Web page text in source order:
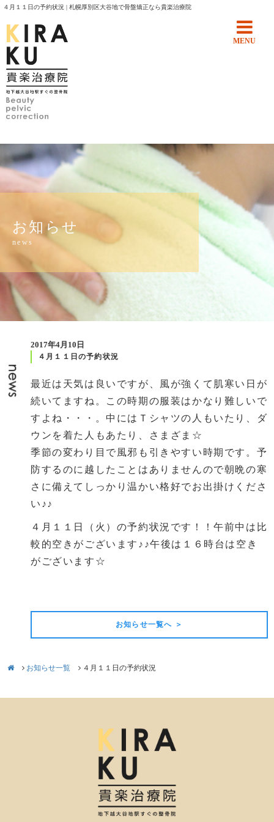
４月１１日の予約状況 | 札幌厚別区大谷地で骨盤矯正なら貴楽治療院
MENU
お知らせ
news
2017年4月10日
４月１１日の予約状況
最近は天気は良いですが、風が強くて肌寒い日が
続いてますね。この時期の服装はかなり難しいで
すよね・・・。中にはＴシャツの人もいたり、ダ
ウンを着た人もあたり、さまざま☆
季節の変わり目で風邪も引きやすい時期です。予
防するのに越したことはありませんので朝晩の寒
さに備えてしっかり温かい格好でお出掛けくださ
い♪♪
４月１１日（火）の予約状況です！！午前中は比
較的空きがございます♪♪午後は１６時台は空き
がございます☆
お知らせ一覧へ ＞
お知らせ一覧 ４月１１日の予約状況